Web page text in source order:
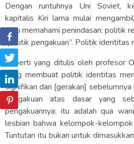
Dengan runtuhnya Uni Soviet,
kapitalis Kiri lama mulai
baru memahami penindasan: politik
“politik pengakuan”. Politik identitas
Seperti yang ditulis oleh profesor
yang membuat politik identitas
signifikan dari [gerakan]
pengakuan atas dasar yang
pengakuannya: itu adalah qua
lesbian bahwa kelompok-
Tuntutan itu bukan untuk